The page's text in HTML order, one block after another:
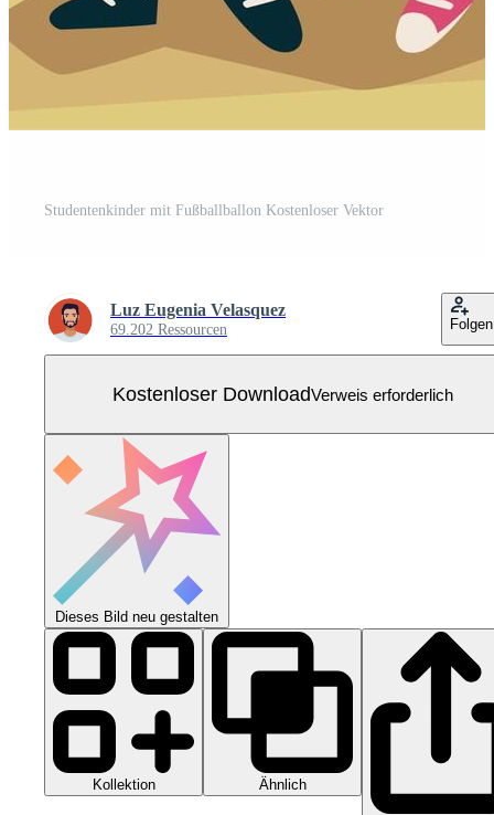
Studentenkinder mit Fußballballon Kostenloser Vektor
Luz Eugenia Velasquez
69.202 Ressourcen Folgen
Kostenloser DownloadVerweis erforderlich
Dieses Bild neu gestalten
Kollektion Ähnlich